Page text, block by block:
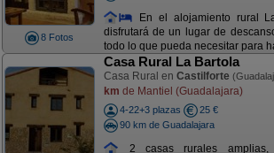
8 Fotos
En el alojamiento rural
disfrutará de un lugar de
todo lo que pueda necesitar para
Casa Rural La Bartola
Casa Rural en Castilforte
km de Mantiel (Guadalajara)
4-22+3 plazas
25 €
90 km de Guadalajara
2 casas rurales